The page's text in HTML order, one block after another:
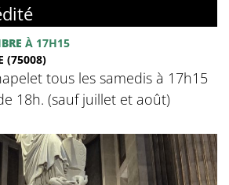
À 17H15
(75008)
tous les samedis à 17h15
18h. (sauf juillet et août)